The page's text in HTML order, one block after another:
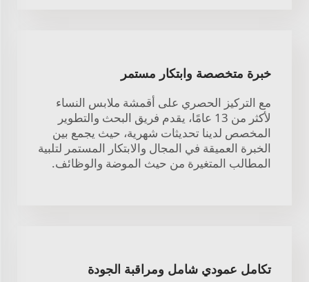
خبرة متخصصة وابتكار مستمر
مع التركيز الحصري على أقمشة ملابس النساء
لأكثر من 13 عامًا، يقدم فريق البحث والتطوير
المخصص لدينا تحديثات شهرية، حيث يجمع بين
الخبرة العميقة في المجال والابتكار المستمر لتلبية
المطالب المتغيرة من حيث الموضة والوظائف.
تكامل عمودي شامل ومراقبة الجودة